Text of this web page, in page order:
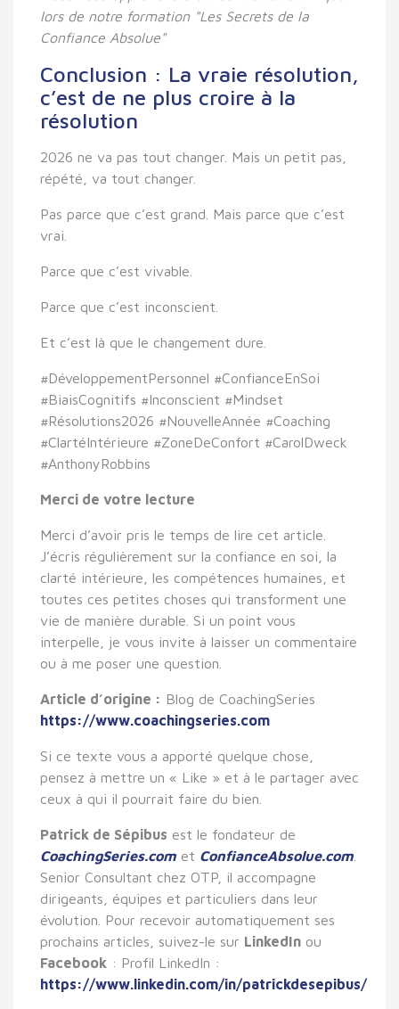
lors de notre formation "Les Secrets de la
Confiance Absolue"
Conclusion : La vraie résolution,
c’est de ne plus croire à la
résolution
2026 ne va pas tout changer. Mais un petit pas,
répété, va tout changer.
Pas parce que c’est grand. Mais parce que c’est
vrai.
Parce que c’est vivable.
Parce que c’est inconscient.
Et c’est là que le changement dure.
#DéveloppementPersonnel #ConfianceEnSoi
#BiaisCognitifs #Inconscient #Mindset
#Résolutions2026 #NouvelleAnnée #Coaching
#ClartéIntérieure #ZoneDeConfort #CarolDweck
#AnthonyRobbins
Merci de votre lecture
Merci d’avoir pris le temps de lire cet article.
J’écris régulièrement sur la confiance en soi, la
clarté intérieure, les compétences humaines, et
toutes ces petites choses qui transforment une
vie de manière durable. Si un point vous
interpelle, je vous invite à laisser un commentaire
ou à me poser une question.
Article d’origine : Blog de CoachingSeries
https://www.coachingseries.com
Si ce texte vous a apporté quelque chose,
pensez à mettre un « Like » et à le partager avec
ceux à qui il pourrait faire du bien.
Patrick de Sépibus est le fondateur de
CoachingSeries.com et ConfianceAbsolue.com
Senior Consultant chez OTP, il accompagne
dirigeants, équipes et particuliers dans leur
évolution. Pour recevoir automatiquement ses
prochains articles, suivez-le sur LinkedIn ou
Facebook : Profil LinkedIn :
https://www.linkedin.com/in/patrickdesepibus/